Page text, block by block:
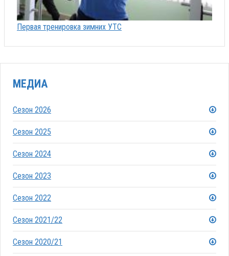
Первая тренировка зимних УТС
МЕДИА
Сезон 2026
Сезон 2025
Сезон 2024
Сезон 2023
Сезон 2022
Сезон 2021/22
Сезон 2020/21